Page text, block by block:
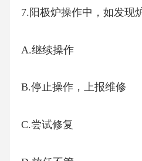
7.阳极炉操作中，如发现
A.继续操作
B.停止操作，上报维修
C.尝试修复